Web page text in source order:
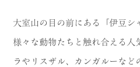
大室山の目の前にある「伊豆シ
様々な動物たちと触れ合える人
ラやリスザル、カンガルーな